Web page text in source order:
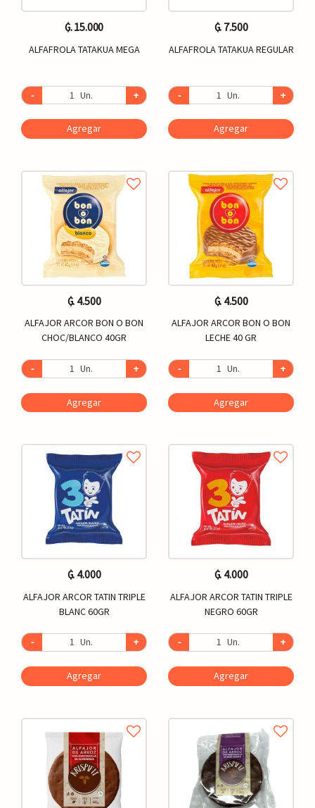
₲. 15.000
ALFAFROLA TATAKUA MEGA
- Un. +
Agregar
₲. 7.500
ALFAFROLA TATAKUA REGULAR
- Un. +
Agregar
₲. 4.500
ALFAJOR ARCOR BON O BON
CHOC/BLANCO 40GR
- Un. +
Agregar
₲. 4.500
ALFAJOR ARCOR BON O BON
LECHE 40 GR
- Un. +
Agregar
₲. 4.000
ALFAJOR ARCOR TATIN TRIPLE
BLANC 60GR
- Un. +
Agregar
₲. 4.000
ALFAJOR ARCOR TATIN TRIPLE
NEGRO 60GR
- Un. +
Agregar